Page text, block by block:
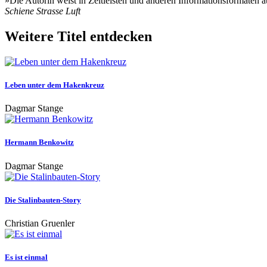
Schiene Strasse Luft
Weitere Titel entdecken
Leben unter dem Hakenkreuz
Dagmar Stange
Hermann Benkowitz
Dagmar Stange
Die Stalinbauten-Story
Christian Gruenler
Es ist einmal